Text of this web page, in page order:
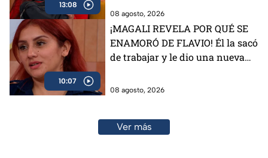
13:08
08 agosto, 2026
10:07
¡MAGALI REVELA POR QUÉ SE
ENAMORÓ DE FLAVIO! Él la sacó
de trabajar y le dio una nueva
08 agosto, 2026
Ver más